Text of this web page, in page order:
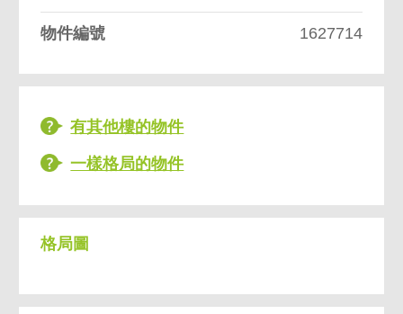
物件編號 1627714
有其他樓的物件
一樣格局的物件
格局圖